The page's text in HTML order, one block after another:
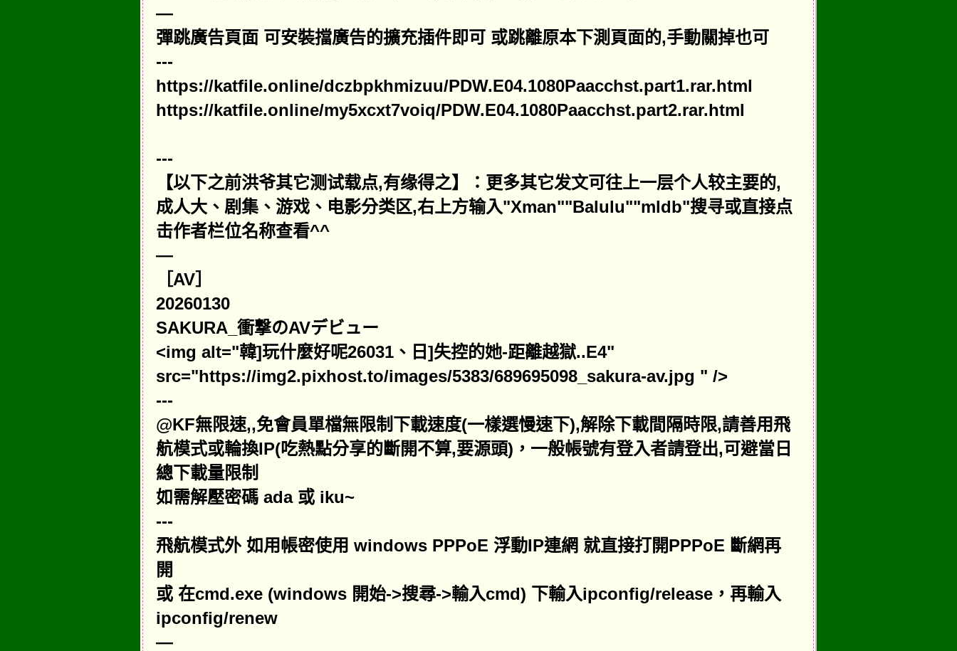
—
彈跳廣告頁面 可安裝擋廣告的擴充插件即可 或跳離原本下測頁面的,手動關掉也可
---
https://katfile.online/dczbpkhmizuu/PDW.E04.1080Paacchst.part1.rar.html
https://katfile.online/my5xcxt7voiq/PDW.E04.1080Paacchst.part2.rar.html
---
【以下之前洪爷其它测试载点,有缘得之】：更多其它发文可往上一层个人较主要的,
成人大、剧集、游戏、电影分类区,右上方输入"Xman""Balulu""mldb"搜寻或直接点
击作者栏位名称查看^^
—
［AV］
20260130
SAKURA_衝撃のAVデビュー
<img alt="韓]玩什麼好呢26031、日]失控的她-距離越獄..E4"
src="https://img2.pixhost.to/images/5383/689695098_sakura-av.jpg " />
---
@KF無限速,,免會員單檔無限制下載速度(一樣選慢速下),解除下載間隔時限,請善用飛
航模式或輪換IP(吃熱點分享的斷開不算,要源頭)，一般帳號有登入者請登出,可避當日
總下載量限制
如需解壓密碼 ada 或 iku~
---
飛航模式外 如用帳密使用 windows PPPoE 浮動IP連網 就直接打開PPPoE 斷網再
開
或 在cmd.exe (windows 開始->搜尋->輸入cmd) 下輸入ipconfig/release，再輸入
ipconfig/renew
—